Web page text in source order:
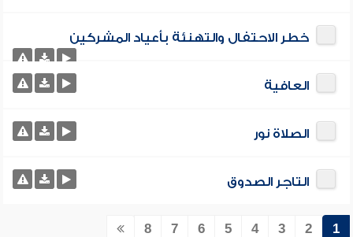
خطر الاحتفال والتهنئة بأعياد المشركين
العافية
الصلاة نور
التاجر الصدوق
1
2
3
4
5
6
7
8